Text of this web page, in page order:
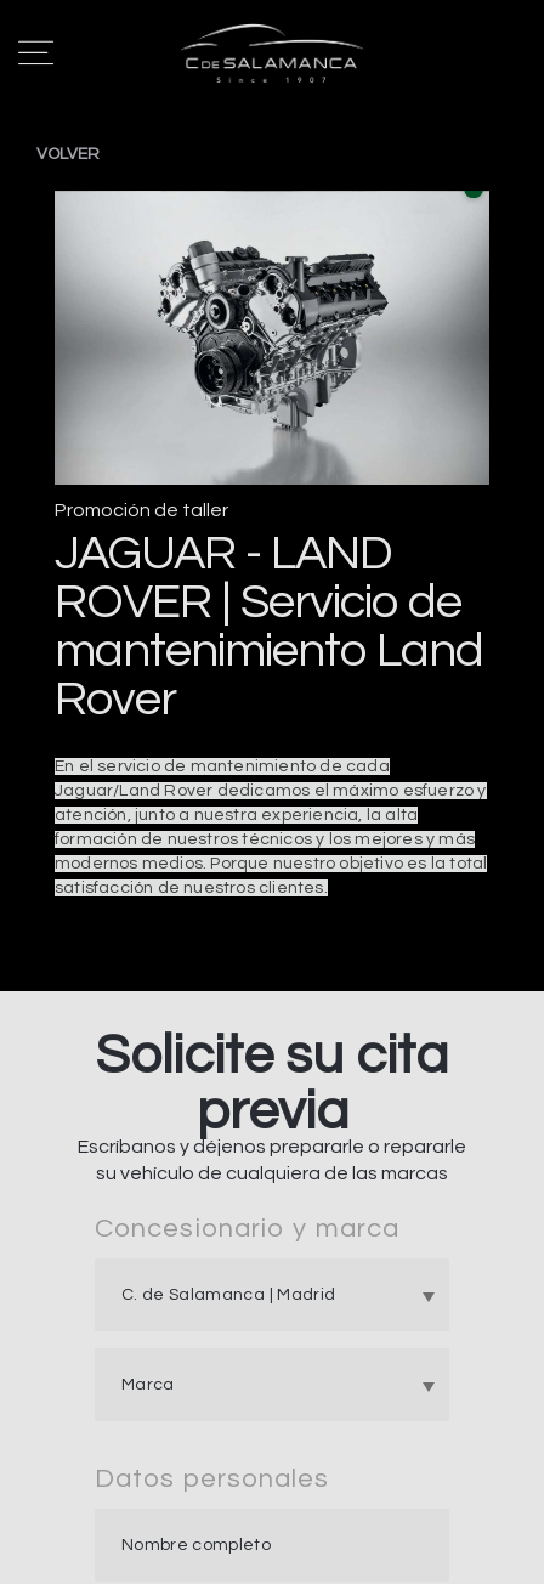
VOLVER
Promoción de taller
JAGUAR - LAND
ROVER | Servicio de
mantenimiento Land
Rover
En el servicio de mantenimiento de cada
Jaguar/Land Rover dedicamos el máximo esfuerzo y
atención, junto a nuestra experiencia, la alta
formación de nuestros técnicos y los mejores y más
modernos medios. Porque nuestro objetivo es la total
satisfacción de nuestros clientes.
Solicite su cita
previa
Escríbanos y déjenos prepararle o repararle
su vehículo de cualquiera de las marcas
Concesionario y marca
Datos personales